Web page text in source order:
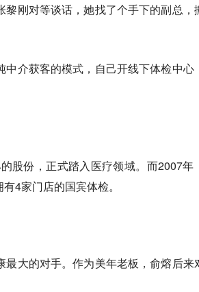
刚对等谈话，她找了个手下的副总，
介获客的模式，自己开线下体检中心
股份，正式踏入医疗领域。而2007年
4家门店的国宾体检。
大的对手。作为美年老板，俞熔后来